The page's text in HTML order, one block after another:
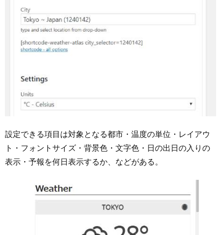
設定できる項目は対象となる都市・温度の単位・レイアウ
ト・フォントサイズ・背景色・文字色・日の出日の入りの
表示・予報を何日表示するか、などがある。